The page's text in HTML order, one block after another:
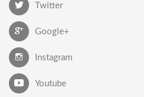
Twitter
Google+
Instagram
Youtube